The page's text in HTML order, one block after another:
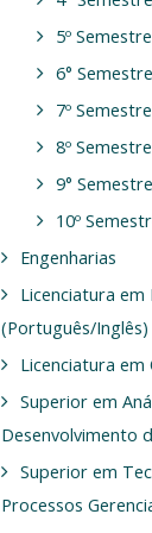
5º Semestre
6° Semestre
7º Semestre
8º Semestre
9° Semestre
10º
Engenharias
Licenciatura em
(Português/Inglês)
Licenciatura em
Superior em
Desenvolvimento
Superior em
Processos